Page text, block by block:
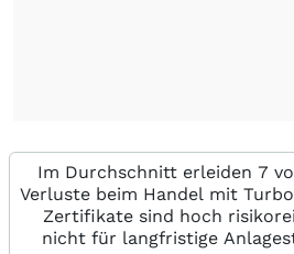
Im Durchschnitt erleiden 7
Verluste beim Handel mit
Zertifikate sind hoch
nicht für langfristige